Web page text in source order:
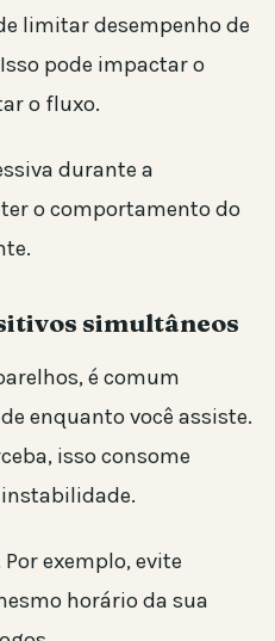
limitar desempenho de
pode impactar o
o fluxo.
durante a
o comportamento do
simultâneos
é comum
enquanto você assiste.
isso consome
exemplo, evite
horário da sua